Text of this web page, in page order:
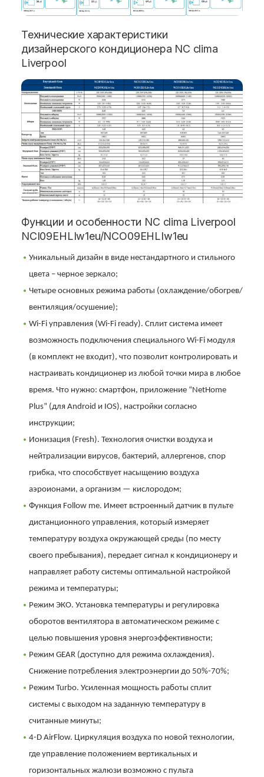
Технические характеристики
дизайнерского кондиционера NC clima
Liverpool
Функции и особенности NC clima Liverpool
NCI09EHLIw1eu/NCO09EHLIw1eu
Уникальный дизайн в виде нестандартного и стильного
цвета – черное зеркало;
Четыре основных режима работы (охлаждение/обогрев/
вентиляция/осушение);
Wi-Fi управления (Wi-Fi ready). Сплит система имеет
возможность подключения специального Wi-Fi модуля
(в комплект не входит), что позволит контролировать и
настраивать кондиционер из любой точки мира в любое
время. Что нужно: смартфон, приложение “NetHome
Plus” (для Android и IOS), настройки согласно
инструкции;
Ионизация (Fresh). Технология очистки воздуха и
нейтрализации вирусов, бактерий, аллергенов, спор
грибка, что способствует насыщению воздуха
аэроионами, а организм — кислородом;
Функция Follow me. Имеет встроенный датчик в пульте
дистанционного управления, который измеряет
температуру воздуха окружающей среды (по месту
своего пребывания), передает сигнал к кондиционеру и
направляет работу системы оптимальной настройкой
режима и температуры;
Режим ЭКО. Установка температуры и регулировка
оборотов вентилятора в автоматическом режиме с
целью повышения уровня энергоэффективности;
Режим GEAR (доступно для режима охлаждения).
Снижение потребления электроэнергии до 50%-70%;
Режим Turbo. Усиленная мощность работы сплит
системы с выходом на заданную температуру в
считанные минуты;
4-D AirFlow. Циркуляция воздуха по новой технологии,
где управление положением вертикальных и
горизонтальных жалюзи возможно с пульта